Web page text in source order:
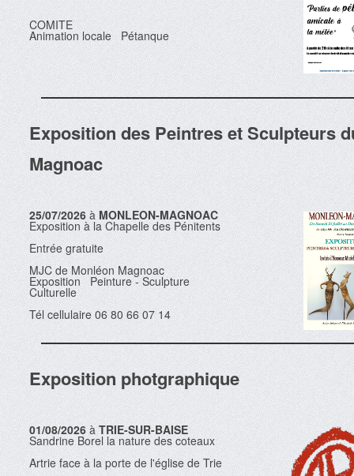
COMITE
Animation locale Pétanque
Exposition des Peintres et Sculpteurs
Magnoac
25/07/2026 àMONLEON-MAGNOAC
Exposition à la Chapelle des Pénitents
Entrée gratuite
MJC de Monléon Magnoac
Exposition Peinture - Sculpture
Culturelle
Tél cellulaire 06 80 66 07 14
Exposition photgraphique
01/08/2026 àTRIE-SUR-BAISE
Sandrine Borel la nature des coteaux
Artrie face à la porte de l'église de Trie